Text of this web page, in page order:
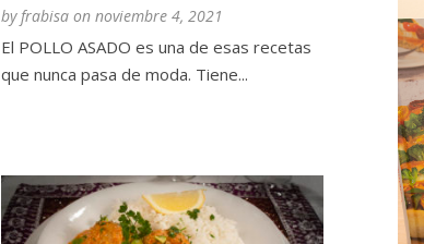
byfrabisa on noviembre 4, 2021
El POLLO ASADO es una de esas recetas
que nunca pasa de moda. Tiene...